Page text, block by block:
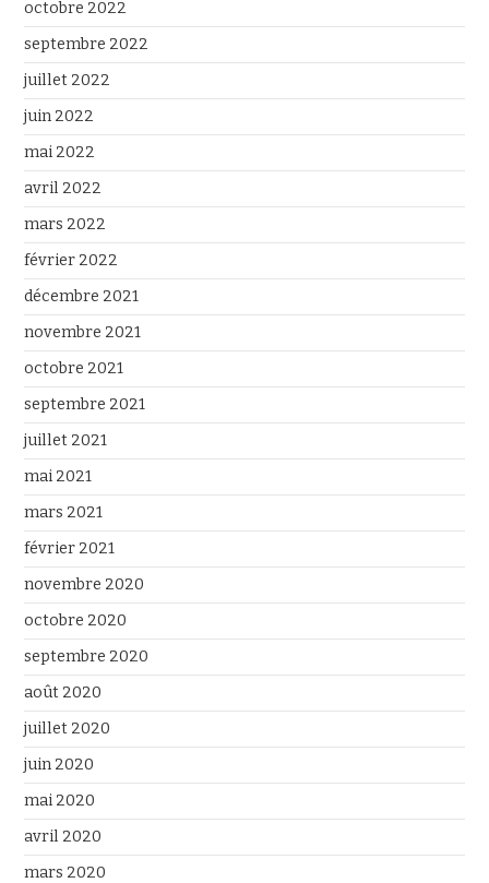
octobre 2022
septembre 2022
juillet 2022
juin 2022
mai 2022
avril 2022
mars 2022
février 2022
décembre 2021
novembre 2021
octobre 2021
septembre 2021
juillet 2021
mai 2021
mars 2021
février 2021
novembre 2020
octobre 2020
septembre 2020
août 2020
juillet 2020
juin 2020
mai 2020
avril 2020
mars 2020